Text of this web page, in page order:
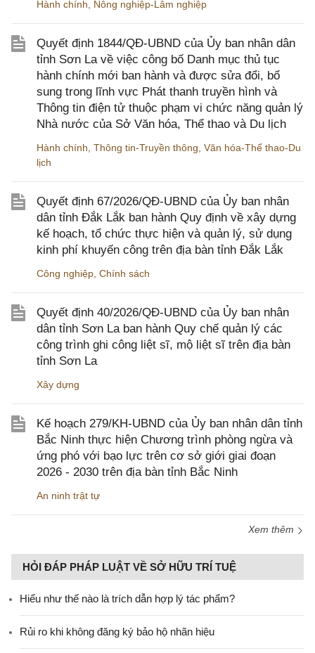
Hành chính, Nông nghiệp-Lâm nghiệp
Quyết định 1844/QĐ-UBND của Ủy ban nhân dân
tỉnh Sơn La về việc công bố Danh mục thủ tục
hành chính mới ban hành và được sửa đổi, bổ
sung trong lĩnh vực Phát thanh truyền hình và
Thông tin điện tử thuộc phạm vi chức năng quản lý
Nhà nước của Sở Văn hóa, Thể thao và Du lịch
Hành chính, Thông tin-Truyền thông, Văn hóa-Thể thao-Du
lịch
Quyết định 67/2026/QĐ-UBND của Ủy ban nhân
dân tỉnh Đắk Lắk ban hành Quy định về xây dựng
kế hoạch, tổ chức thực hiện và quản lý, sử dụng
kinh phí khuyến công trên địa bàn tỉnh Đắk Lắk
Công nghiệp, Chính sách
Quyết định 40/2026/QĐ-UBND của Ủy ban nhân
dân tỉnh Sơn La ban hành Quy chế quản lý các
công trình ghi công liệt sĩ, mộ liệt sĩ trên địa bàn
tỉnh Sơn La
Xây dựng
Kế hoạch 279/KH-UBND của Ủy ban nhân dân tỉnh
Bắc Ninh thực hiện Chương trình phòng ngừa và
ứng phó với bạo lực trên cơ sở giới giai đoạn
2026 - 2030 trên địa bàn tỉnh Bắc Ninh
An ninh trật tự
Xem thêm
HỎI ĐÁP PHÁP LUẬT VỀ SỞ HỮU TRÍ TUỆ
Hiểu như thế nào là trích dẫn hợp lý tác phẩm?
Rủi ro khi không đăng ký bảo hộ nhãn hiệu